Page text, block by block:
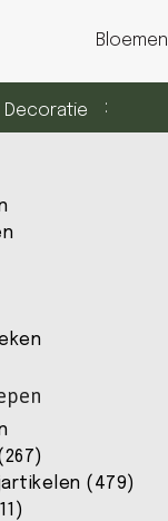
Bloemen
:
(479)